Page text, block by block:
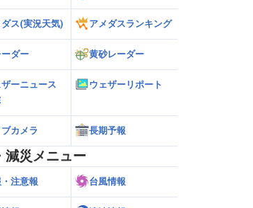
ダス(実況天気) アメダスランキング
ダー 黄砂レーダー
ーニュース
ウェザーリポート
カメラ 長期予報
減災メニュー
注意報 台風情報